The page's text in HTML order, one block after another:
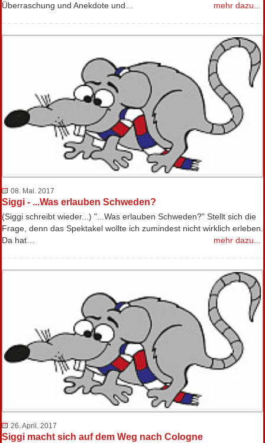
Überraschung und Anekdote und…
mehr dazu...
08. Mai. 2017
Siggi - ...Was erlauben Schweden?
(Siggi schreibt wieder...) "...Was erlauben Schweden?" Stellt sich die
Frage, denn das Spektakel wollte ich zumindest nicht wirklich erleben.
Da hat…
mehr dazu...
26. April. 2017
Siggi macht sich auf dem Weg nach Cologne